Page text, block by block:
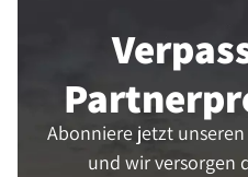
Abonniere jetzt
und wir versorgen